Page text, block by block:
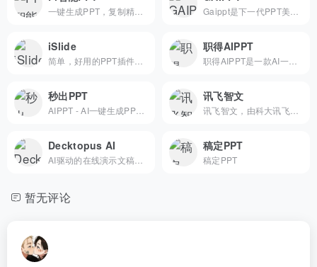
iSlide 职得AIPPT
职得AIPPT是一款AI一键生成ppt软件，擅长处理AI生成ppt任务，能够基于AI一键生成PPT，输入一句话AI自动生成PPT,功能涵盖文档生成ppt，自动化排版，这个免费自动生成ppt的软件还具备智能生成PPT、智能配图、智能配图能力
秒出PPT
AIPPT - AI一键生成PPT工具。支持Word转PPT、AI文本生成PPT、美化PPT与模板选择。AIPPT助你10秒完成专业演示文稿制作，简单高效。
讯飞智文
Decktopus AI 稿定PPT
稿定PPT
暂无评论